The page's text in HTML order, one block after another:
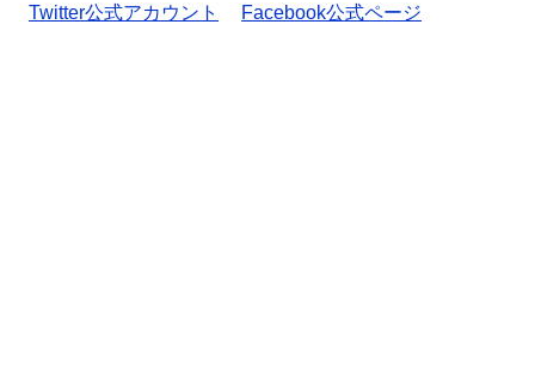
Twitter公式アカウント
Facebook公式ページ